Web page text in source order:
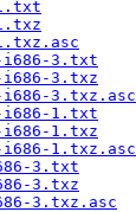
i686-3.txt
3.txz
3.txz.asc
i686-1.txt
1.txz
1.txz.asc
3.txt
3.txz
3.txz.asc